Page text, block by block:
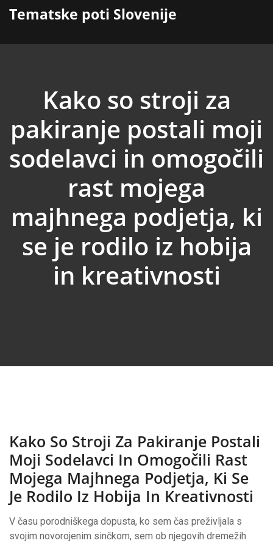
Tematske poti Slovenije
Kako so stroji za
pakiranje postali moji
sodelavci in omogočili
rast mojega
majhnega podjetja, ki
se je rodilo iz hobija
in kreativnosti
Kako So Stroji Za Pakiranje Postali
Moji Sodelavci In Omogočili Rast
Mojega Majhnega Podjetja, Ki Se
Je Rodilo Iz Hobija In Kreativnosti
V času porodniškega dopusta, ko sem čas preživljala s
svojim novorojenim sinčkom, sem ob njegovih dremežih